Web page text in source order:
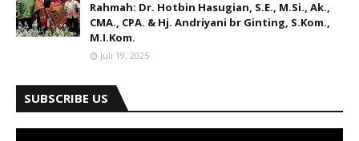
Rahmah: Dr. Hotbin Hasugian, S.E., M.Si., Ak.,
CMA., CPA. & Hj. Andriyani br Ginting, S.Kom.,
M.I.Kom.
Juli 19, 2025
SUBSCRIBE US